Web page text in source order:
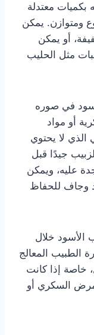
بكميات معتدلة
ومتوازن. يمكن
أو يمكن
مثل الحليب
في صوره
أو مواد
الذي لا يحتوي
جيدًا قبل
عليه، ويمكن
وجاف للحفاظ
الأسود خلال
الطبيب المعالج
خاصة إذا كانت
السكري أو